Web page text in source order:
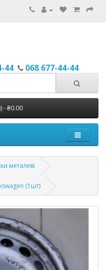
44 068 677-44-44
- ₴0.00
металеві
(1шт)